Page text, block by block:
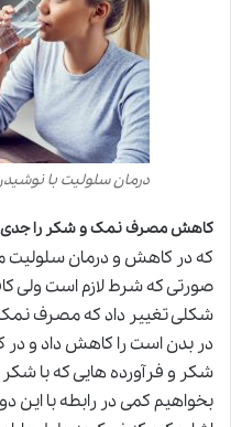
درمان سلولیت با
کاهش مصرف نمک و شکر را جدی
که در کاهش و درمان سلولیت
صورتی که شرط لازم است ولی
شکلی تغییر داد که مصرف
در بدن است را کاهش داد و در
شکر و فرآورده هایی که با شکر
بخواهیم کمی در رابطه با این